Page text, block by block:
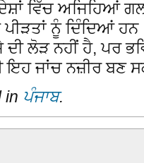
ਵਿੱਚ ਅਜਿਹਿਆਂ
ਨੂੰ ਦਿੰਦਿਆਂ
ਲੋੜ ਨਹੀਂ ਹੈ, ਪਰ
ਇਹ ਜਾਂਚ ਨਜ਼ੀਰ ਬਣ
in ਪੰਜਾਬ.